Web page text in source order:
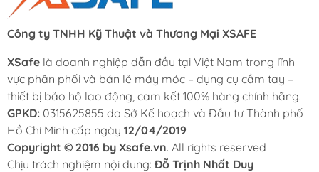
Công ty TNHH Kỹ Thuật và Thương Mại XSAFE
XSafe là doanh nghiệp dẫn đầu tại Việt Nam trong lĩnh
vực phân phối và bán lẻ máy móc – dụng cụ cầm tay –
thiết bị bảo hộ lao động, cam kết 100% hàng chính hãng.
GPKD: 0315625855 do Sở Kế hoạch và Đầu tư Thành phố
Hồ Chí Minh cấp ngày 12/04/2019
Copyright © 2016 by Xsafe.vn. All rights reserved
Chịu trách nghiệm nội dung: Đỗ Trịnh Nhất Duy